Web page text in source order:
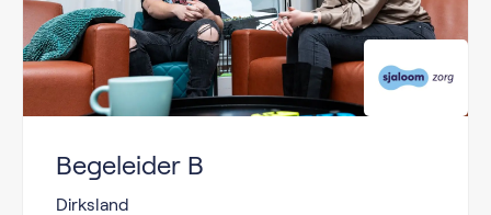
Begeleider B
Dirksland